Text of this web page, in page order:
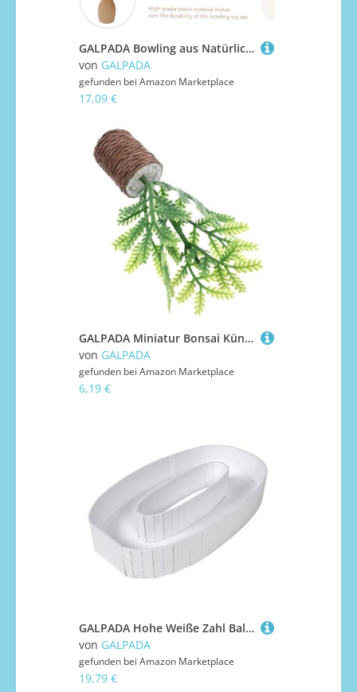
GALPADA Bowling aus Natürlichem Buchenholz DIY Indoor Dekoratives Kegelspiel für Drinnen Sicheres Lernspielzeug für Mädchen und Jungen
von GALPADA
gefunden bei Amazon Marketplace
17,09 €
GALPADA Miniatur Bonsai Künstlicher Ahornbaum Miniatur Topfpflanze Dekoratives Landschaftsornament Für Puppenhaus Mikrolandschaft Ohne Pflege Realistisches Mikro Dekor Modell
von GALPADA
gefunden bei Amazon Marketplace
6,19 €
GALPADA Hohe Weiße Zahl Ballonbox Partydekoration Shower Geburtstag Deko Wiederverwendbar Robust für Fotohintergrund
von GALPADA
gefunden bei Amazon Marketplace
19,79 €